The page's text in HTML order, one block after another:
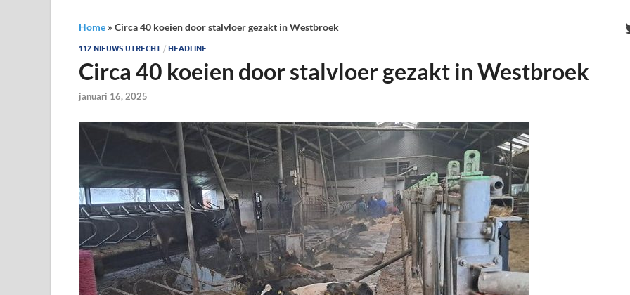
Home » Circa 40 koeien door stalvloer gezakt in Westbroek
112 NIEUWS UTRECHT / HEADLINE
Circa 40 koeien door stalvloer gezakt in Westbroek
januari 16, 2025